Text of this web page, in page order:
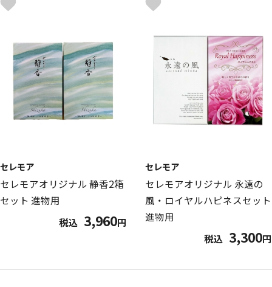
セレモア
セレモアオリジナル 静香2箱
セット 進物用
税込 3,960円
セレモア
セレモアオリジナル 永遠の
風・ロイヤルハピネスセット
進物用
税込 3,300円